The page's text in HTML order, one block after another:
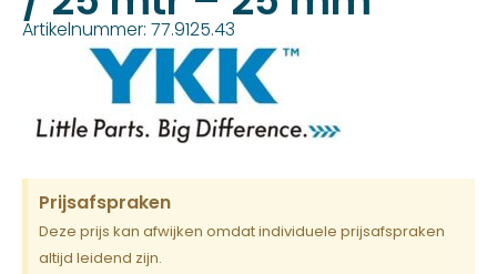
Artikelnummer: 77.9125.43
Prijsafspraken
Deze prijs kan afwijken omdat individuele prijsafspraken
altijd leidend zijn.